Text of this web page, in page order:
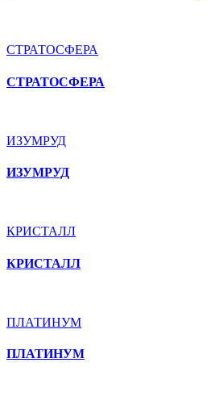
СТРАТОСФЕРА
СТРАТОСФЕРА
ИЗУМРУД
ИЗУМРУД
КРИСТАЛЛ
КРИСТАЛЛ
ПЛАТИНУМ
ПЛАТИНУМ